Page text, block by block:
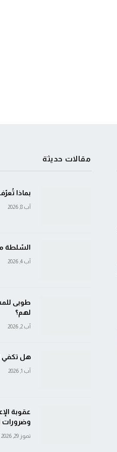
مقالات حديثة
بماذا
آب 8, 2026
السّلطة
آب 4, 2026
طوبى
لهم؟
آب 2, 2026
هل تكفي
آب 1, 2026
عقوبة
وضرورات
تموز 29, 2026